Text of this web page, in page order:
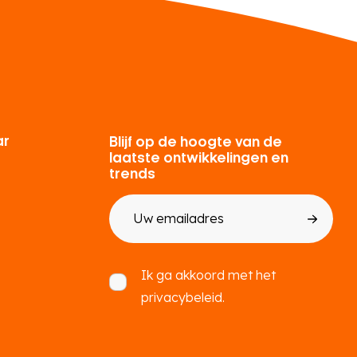
Blijf op de hoogte van de
laatste ontwikkelingen en
trends
E-
mailadres
Ik ga akkoord met het
privacybeleid.